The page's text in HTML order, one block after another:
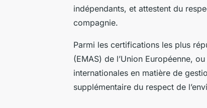
indépendants, et attestent du
compagnie.
Parmi les certifications les plus
(EMAS) de l’Union Européenne,
internationales en matière de
supplémentaire du respect de